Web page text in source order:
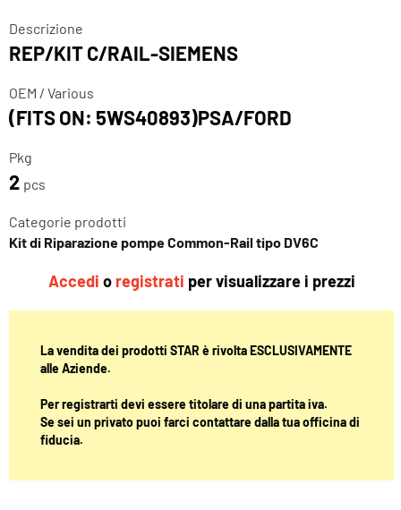
Descrizione
REP/KIT C/RAIL-SIEMENS
OEM / Various
(FITS ON: 5WS40893)PSA/FORD
Pkg
2 pcs
Categorie prodotti
Kit di Riparazione pompe Common-Rail tipo DV6C
Accedi o registrati per visualizzare i prezzi
La vendita dei prodotti STAR è rivolta ESCLUSIVAMENTE
alle Aziende.
Per registrarti devi essere titolare di una partita iva.
Se sei un privato puoi farci contattare dalla tua officina di
fiducia.